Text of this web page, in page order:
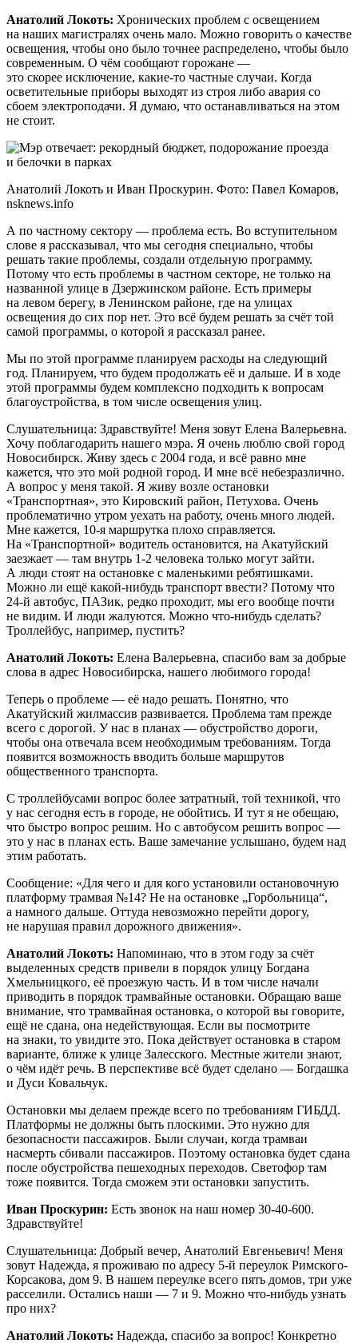
Анатолий Локоть: Хронических проблем с освещением
на наших магистралях очень мало. Можно говорить о качестве
освещения, чтобы оно было точнее распределено, чтобы было
современным. О чём сообщают горожане —
это скорее исключение, какие-то частные случаи. Когда
осветительные приборы выходят из строя либо авария со
сбоем электроподачи. Я думаю, что останавливаться на этом
не стоит.
Анатолий Локоть и Иван Проскурин. Фото: Павел Комаров,
nsknews.info
А по частному сектору — проблема есть. Во вступительном
слове я рассказывал, что мы сегодня специально, чтобы
решать такие проблемы, создали отдельную программу.
Потому что есть проблемы в частном секторе, не только на
названной улице в Дзержинском районе. Есть примеры
на левом берегу, в Ленинском районе, где на улицах
освещения до сих пор нет. Это всё будем решать за счёт той
самой программы, о которой я рассказал ранее.
Мы по этой программе планируем расходы на следующий
год. Планируем, что будем продолжать её и дальше. И в ходе
этой программы будем комплексно подходить к вопросам
благоустройства, в том числе освещения улиц.
Слушательница: Здравствуйте! Меня зовут Елена Валерьевна.
Хочу поблагодарить нашего мэра. Я очень люблю свой город
Новосибирск. Живу здесь с 2004 года, и всё равно мне
кажется, что это мой родной город. И мне всё небезразлично.
А вопрос у меня такой. Я живу возле остановки
«Транспортная», это Кировский район, Петухова. Очень
проблематично утром уехать на работу, очень много людей.
Мне кажется, 10-я маршрутка плохо справляется.
На «Транспортной» водитель остановится, на Акатуйский
заезжает — там внутрь 1-2 человека только могут зайти.
А люди стоят на остановке с маленькими ребятишками.
Можно ли ещё какой-нибудь транспорт ввести? Потому что
24-й автобус, ПАЗик, редко проходит, мы его вообще почти
не видим. И люди жалуются. Можно что-нибудь сделать?
Троллейбус, например, пустить?
Анатолий Локоть: Елена Валерьевна, спасибо вам за добрые
слова в адрес Новосибирска, нашего любимого города!
Теперь о проблеме — её надо решать. Понятно, что
Акатуйский жилмассив развивается. Проблема там прежде
всего с дорогой. У нас в планах — обустройство дороги,
чтобы она отвечала всем необходимым требованиям. Тогда
появится возможность вводить больше маршрутов
общественного транспорта.
С троллейбусами вопрос более затратный, той техникой, что
у нас сегодня есть в городе, не обойтись. И тут я не обещаю,
что быстро вопрос решим. Но с автобусом решить вопрос —
это у нас в планах есть. Ваше замечание услышано, будем над
этим работать.
Сообщение: «Для чего и для кого установили остановочную
платформу трамвая №14? Не на остановке „Горбольница“,
а намного дальше. Оттуда невозможно перейти дорогу,
не нарушая правил дорожного движения».
Анатолий Локоть: Напоминаю, что в этом году за счёт
выделенных средств привели в порядок улицу Богдана
Хмельницкого, её проезжую часть. И в том числе начали
приводить в порядок трамвайные остановки. Обращаю ваше
внимание, что трамвайная остановка, о которой вы говорите,
ещё не сдана, она недействующая. Если вы посмотрите
на знаки, то увидите это. Пока действует остановка в старом
варианте, ближе к улице Залесского. Местные жители знают,
о чём идёт речь. В перспективе всё будет сделано — Богдашка
и Дуси Ковальчук.
Остановки мы делаем прежде всего по требованиям ГИБДД.
Платформы не должны быть плоскими. Это нужно для
безопасности пассажиров. Были случаи, когда трамваи
насмерть сбивали пассажиров. Поэтому остановка будет сдана
после обустройства пешеходных переходов. Светофор там
тоже появится. Тогда сможем эти остановки запустить.
Иван Проскурин: Есть звонок на наш номер 30-40-600.
Здравствуйте!
Слушательница: Добрый вечер, Анатолий Евгеньевич! Меня
зовут Надежда, я проживаю по адресу 5-й переулок Римского-
Корсакова, дом 9. В нашем переулке всего пять домов, три уже
расселили. Остались наши — 7 и 9. Можно что-нибудь узнать
про них?
Анатолий Локоть: Надежда, спасибо за вопрос! Конкретно